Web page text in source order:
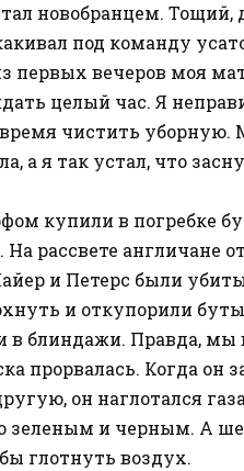
новобранцем. Тощий,
под команду
первых вечеров моя
целый час. Я
чистить уборную.
а я так устал, что
купили в погребке
рассвете англичане
и Петерс были
и откупорили
в блиндажи. Правда, мы
прорвалась. Когда он
он наглотался
зеленым и черным. А
глотнуть воздух.